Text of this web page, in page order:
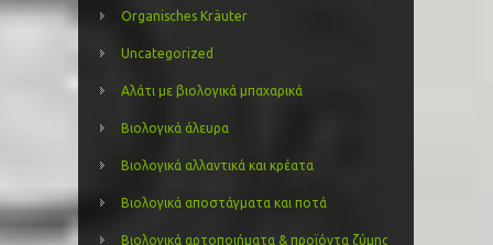
Organisches Kräuter
Uncategorized
Αλάτι με βιολογικά μπαχαρικά
Βιολογικά άλευρα
Βιολογικά αλλαντικά και κρέατα
Βιολογικά αποστάγματα και ποτά
Βιολογικά αρτοποιήματα & προϊόντα ζύμης